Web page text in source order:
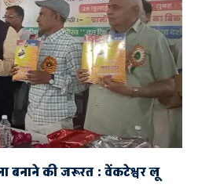
बनाने की जरूरत : वेंकटेश्वर लू